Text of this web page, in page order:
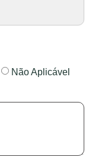
Não Aplicável